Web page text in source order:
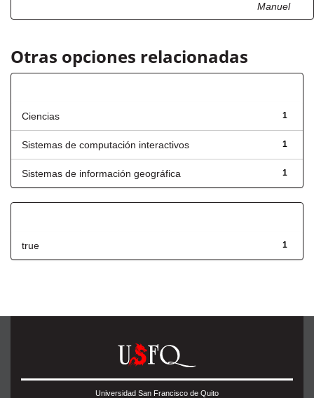
Manuel
Otras opciones relacionadas
1
Ciencias
1
Sistemas de computación interactivos
1
Sistemas de información geográfica
1
true
Universidad San Francisco de Quito